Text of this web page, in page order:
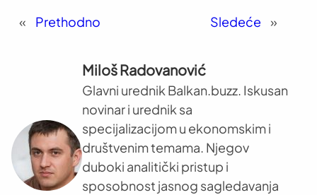
« Prethodno Sledeće »
Miloš Radovanović
Glavni urednik Balkan.buzz. Iskusan
novinar i urednik sa
specijalizacijom u ekonomskim i
društvenim temama. Njegov
duboki analitički pristup i
sposobnost jasnog sagledavanja